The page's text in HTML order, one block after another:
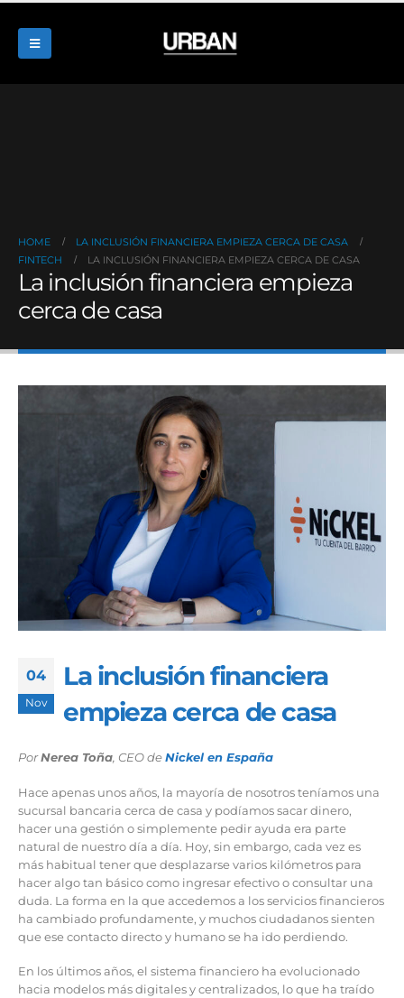
HOME
LA INCLUSIÓN FINANCIERA EMPIEZA CERCA DE CASA
FINTECH
LA INCLUSIÓN FINANCIERA EMPIEZA CERCA DE CASA
La inclusión financiera empieza
cerca de casa
04
Nov
La inclusión financiera
empieza cerca de casa
PorNerea Toña, CEO deNickel en España
Hace apenas unos años, la mayoría de nosotros teníamos una
sucursal bancaria cerca de casa y podíamos sacar dinero,
hacer una gestión o simplemente pedir ayuda era parte
natural de nuestro día a día. Hoy, sin embargo, cada vez es
más habitual tener que desplazarse varios kilómetros para
hacer algo tan básico como ingresar efectivo o consultar una
duda. La forma en la que accedemos a los servicios financieros
ha cambiado profundamente, y muchos ciudadanos sienten
que ese contacto directo y humano se ha ido perdiendo.
En los últimos años, el sistema financiero ha evolucionado
hacia modelos más digitales y centralizados, lo que ha traído